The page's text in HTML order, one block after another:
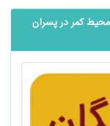
کمر در پسران